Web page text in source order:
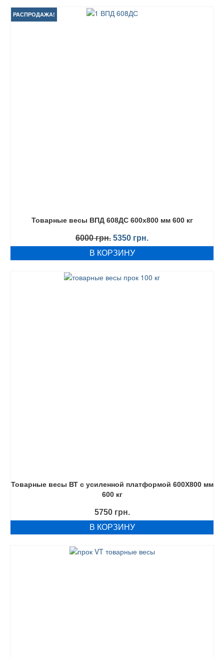
РАСПРОДАЖА!
Товарные весы ВПД 608ДС 600х800 мм 600 кг
6000грн. Первоначальная
цена
составляла
5350 грн.
цена:
В КОРЗИНУ
Товарные весы ВТ с усиленной платформой 600Х800 мм
600 кг
5750 грн.
В КОРЗИНУ